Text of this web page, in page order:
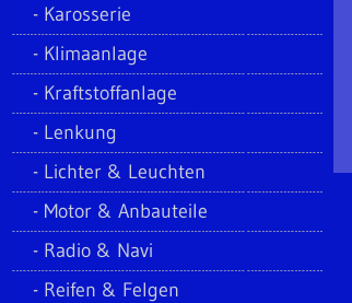
Karosserie
Klimaanlage
Kraftstoffanlage
Lenkung
Lichter & Leuchten
Motor & Anbauteile
Radio & Navi
Reifen & Felgen